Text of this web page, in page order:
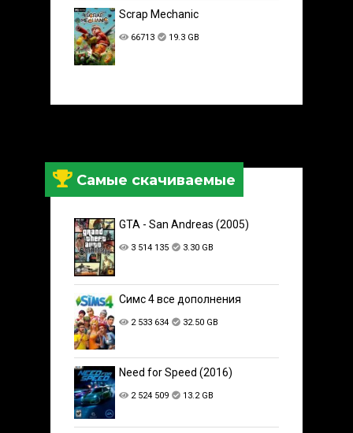
Scrap Mechanic
66713 19.3 GB
Самые скачиваемые
GTA - San Andreas (2005)
3 514 135 3.30 GB
Симс 4 все дополнения
2 533 634 32.50 GB
Need for Speed (2016)
2 524 509 13.2 GB